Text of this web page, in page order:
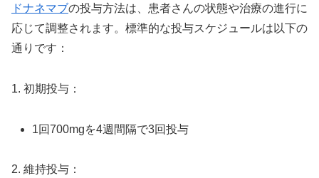
ドナネマブの投与方法は、患者さんの状態や治療の進行に
応じて調整されます。標準的な投与スケジュールは以下の
通りです：
1. 初期投与：
1回700mgを4週間隔で3回投与
2. 維持投与：